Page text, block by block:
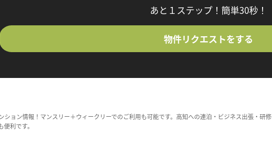
あと１ステップ！簡単30秒！
物件リクエストをする
ョン情報！マンスリー＋ウィークリーでのご利用も可能です。高知への連泊・ビジネス出張・研
利です。